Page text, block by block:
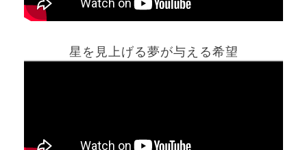
星を見上げる夢が与える希望
ホーム